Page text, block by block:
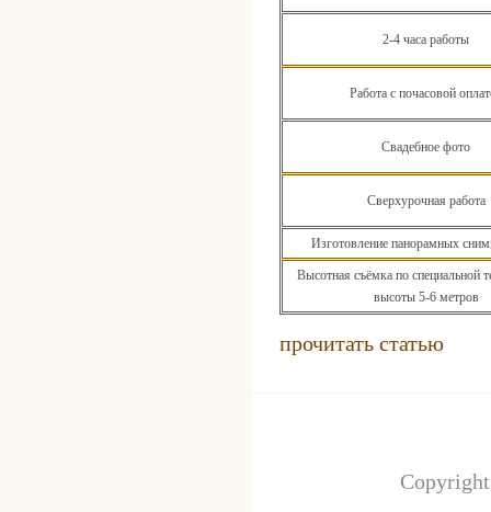
2-4 часа работы
Работа с почасовой
Свадебное фото
Сверхурочная работа
Изготовление панорамных
Высотная съёмка по специальной
высоты 5-6 метров
прочитать статью